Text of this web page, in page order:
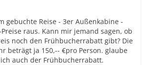
gebuchte Reise - 3er Außenkabine -
raus. Kann mir jemand sagen, ob
noch den Frühbucherrabatt gibt? Die
beträgt ja 150,-- €pro Person. glaube
auch der Frühbucherrabatt.